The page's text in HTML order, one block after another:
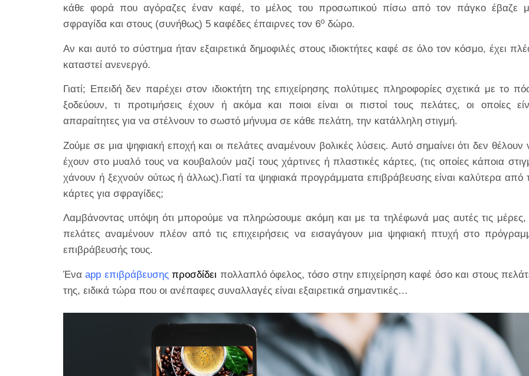
κάθε φορά που αγόραζες έναν καφέ, το μέλος του προσωπικού πίσω από τον πάγκο έβαζε
σφραγίδα και στους (συνήθως) 5 καφέδες έπαιρνες τον 6ο δώρο.
Αν και αυτό το σύστημα ήταν εξαιρετικά δημοφιλές στους ιδιοκτήτες καφέ σε όλο τον κόσμο, έχει
καταστεί ανενεργό.
Γιατί; Επειδή δεν παρέχει στον ιδιοκτήτη της επιχείρησης πολύτιμες πληροφορίες σχετικά με το
ξοδεύουν, τι προτιμήσεις έχουν ή ακόμα και ποιοι είναι οι πιστοί τους πελάτες, οι οποίες
απαραίτητες για να στέλνουν το σωστό μήνυμα σε κάθε πελάτη, την κατάλληλη στιγμή.
Ζούμε σε μια ψηφιακή εποχή και οι πελάτες αναμένουν βολικές λύσεις. Αυτό σημαίνει ότι δεν θέλουν
έχουν στο μυαλό τους να κουβαλούν μαζί τους χάρτινες ή πλαστικές κάρτες, (τις οποίες κάποια
χάνουν ή ξεχνούν ούτως ή άλλως).Γιατί τα ψηφιακά προγράμματα επιβράβευσης είναι καλύτερα από
κάρτες για σφραγίδες;
Λαμβάνοντας υπόψη ότι μπορούμε να πληρώσουμε ακόμη και με τα τηλέφωνά μας αυτές τις μέρες,
πελάτες αναμένουν πλέον από τις επιχειρήσεις να εισαγάγουν μια ψηφιακή πτυχή στο
επιβράβευσής τους.
Έναapp επιβράβευσης προσδίδει πολλαπλό όφελος, τόσο στην επιχείρηση καφέ όσο και στους
της, ειδικά τώρα που οι ανέπαφες συναλλαγές είναι εξαιρετικά σημαντικές…